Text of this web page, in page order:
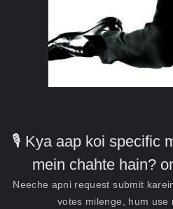
🎙️ Kya aap koi specific
mein chahte hain?
Neeche apni request submit
votes milenge, hum use